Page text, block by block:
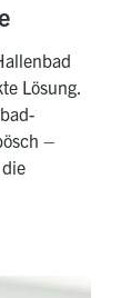
Lösung.
–